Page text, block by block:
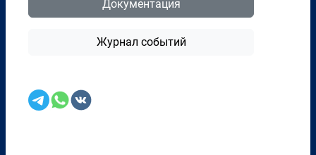
Документация
Журнал событий